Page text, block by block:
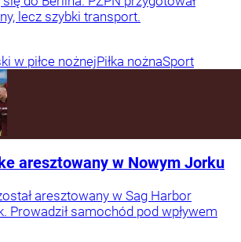
lecz szybki transport.
w piłce nożnejPiłka nożnaSport
aresztowany w Nowym Jorku
aresztowany w Sag Harbor
Prowadził samochód pod wpływem